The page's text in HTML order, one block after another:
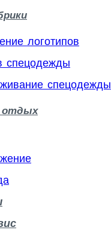
логотипов
спецодежды
спецодежды
отдых